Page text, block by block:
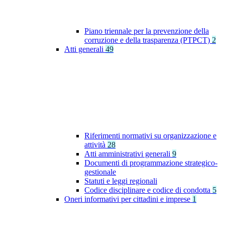
Piano triennale per la prevenzione della
corruzione e della trasparenza (PTPCT) 2
Atti generali 49
Riferimenti normativi su organizzazione e
attività 28
Atti amministrativi generali 9
Documenti di programmazione strategico-
gestionale
Statuti e leggi regionali
Codice disciplinare e codice di condotta 5
Oneri informativi per cittadini e imprese 1